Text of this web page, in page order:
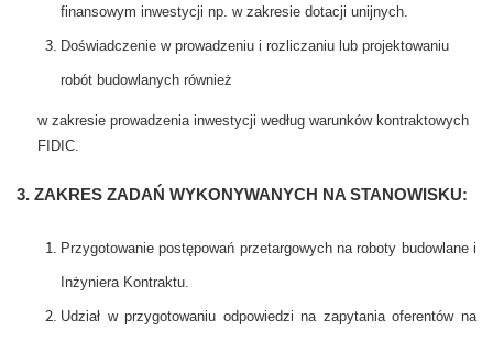
finansowym inwestycji np. w zakresie dotacji unijnych.
Doświadczenie w prowadzeniu i rozliczaniu lub projektowaniu
robót budowlanych również
w zakresie prowadzenia inwestycji według warunków kontraktowych
FIDIC.
3. ZAKRES ZADAŃ WYKONYWANYCH NA STANOWISKU:
Przygotowanie postępowań przetargowych na roboty budowlane i
Inżyniera Kontraktu.
Udział w przygotowaniu odpowiedzi na zapytania oferentów na